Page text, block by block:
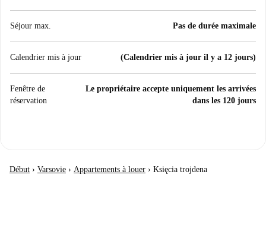
Séjour max. Pas de durée maximale
Calendrier mis à jour (Calendrier mis à jour il y a 12 jours)
Fenêtre de
réservation
Le propriétaire accepte uniquement les arrivées
dans les 120 jours
Début › Varsovie › Appartements à louer › Księcia trojdena